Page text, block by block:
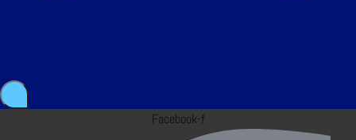
Facebook-f